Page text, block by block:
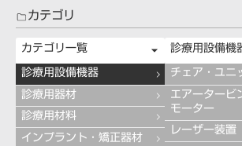
カテゴリ
カテゴリ一覧
診療用設備機器
診療用器材
診療用材料
インプラント・矯正器材
診療用設備機
チェア・ユニ
エアータービ
モーター
レーザー装置